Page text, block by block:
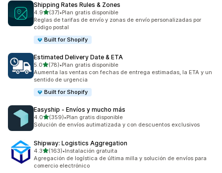
Shipping Rates Rules & Zones
4.9de 5 estrellas
(37)
37 reseñas en total
•Plan gratis disponible
Reglas de tarifas de envío y zonas de envío personalizadas por
código postal
Built for Shopify
Estimated Delivery Date & ETA
5.0de 5 estrellas
(78)
78 reseñas en total
•Plan gratis disponible
Aumenta las ventas con fechas de entrega estimadas, la ETA y un
sentido de urgencia
Built for Shopify
Easyship ‑ Envíos y mucho más
4.0de 5 estrellas
(359)
359 reseñas en total
•Plan gratis disponible
Solución de envíos autimatizada y con descuentos exclusivos
Shipway: Logistics Aggregation
4.3de 5 estrellas
(163)
163 reseñas en total
•Instalación gratuita
Agregación de logística de última milla y solución de envíos para
comercio electrónico